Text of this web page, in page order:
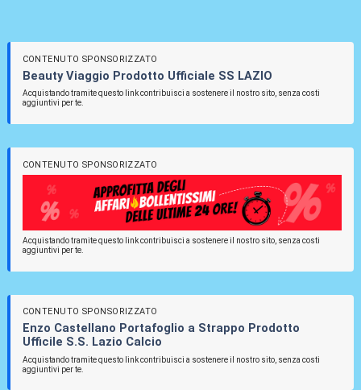
CONTENUTO SPONSORIZZATO
Beauty Viaggio Prodotto Ufficiale SS LAZIO
Acquistando tramite questo link contribuisci a sostenere il nostro sito, senza costi
aggiuntivi per te.
CONTENUTO SPONSORIZZATO
Acquistando tramite questo link contribuisci a sostenere il nostro sito, senza costi
aggiuntivi per te.
CONTENUTO SPONSORIZZATO
Enzo Castellano Portafoglio a Strappo Prodotto
Ufficile S.S. Lazio Calcio
Acquistando tramite questo link contribuisci a sostenere il nostro sito, senza costi
aggiuntivi per te.